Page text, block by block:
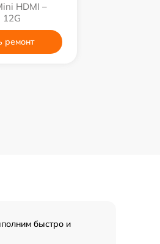
HDMI –
12G
ремонт
быстро и